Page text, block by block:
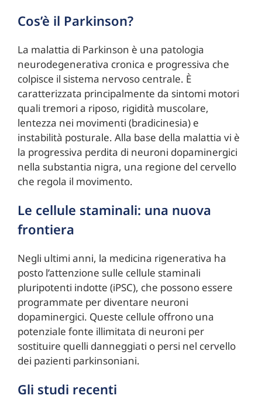
Cos’è il Parkinson?
La malattia di Parkinson è una patologia
neurodegenerativa cronica e progressiva che
colpisce il sistema nervoso centrale. È
caratterizzata principalmente da sintomi motori
quali tremori a riposo, rigidità muscolare,
lentezza nei movimenti (bradicinesia) e
instabilità posturale. Alla base della malattia vi è
la progressiva perdita di neuroni dopaminergici
nella substantia nigra, una regione del cervello
che regola il movimento.
Le cellule staminali: una nuova
frontiera
Negli ultimi anni, la medicina rigenerativa ha
posto l’attenzione sulle cellule staminali
pluripotenti indotte (iPSC), che possono essere
programmate per diventare neuroni
dopaminergici. Queste cellule offrono una
potenziale fonte illimitata di neuroni per
sostituire quelli danneggiati o persi nel cervello
dei pazienti parkinsoniani.
Gli studi recenti